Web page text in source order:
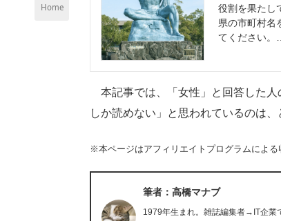
Home
役割を果たし
県の市町村名
てください。…
本記事では、「女性」と回答した人
しか読めない」と思われているのは
※本ページはアフィリエイトプログラムによる
筆者：高橋マナブ
1979年生まれ。雑誌編集者→IT企業